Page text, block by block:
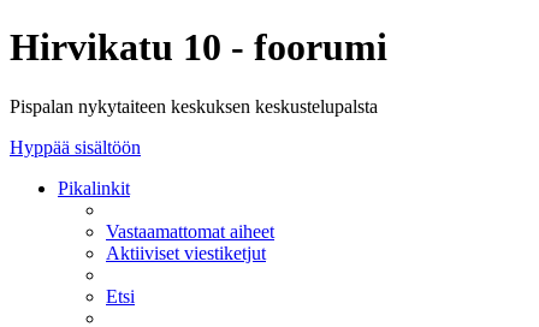
Hirvikatu 10 - foorumi
Pispalan nykytaiteen keskuksen keskustelupalsta
Hyppää sisältöön
Pikalinkit
Vastaamattomat aiheet
Aktiiviset viestiketjut
Etsi